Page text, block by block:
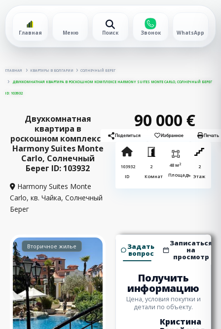
Главная Меню Поиск Звонок WhatsApp
ГЛАВНАЯ КВАРТИРЫ В БОЛГАРИИ СОЛНЕЧНЫЙ БЕРЕГ
ДВУХКОМНАТНАЯ КВАРТИРА В РОСКОШНОМ КОМПЛЕКСЕ HARMONY SUITES MONTE CARLO, СОЛНЕЧНЫЙ БЕРЕГ
ID: 103932
Двухкомнатная
квартира в
роскошном комплексе
Harmony Suites Monte
Carlo, Солнечный
Берег ID: 103932
Harmony Suites Monte
Carlo, кв. Чайка, Солнечный
Берег
90 000 €
Поделиться Избранное Печать
103932
ID
2
Комнат
48 м2
Площадь
2
Этаж
Вторичное жилье Задать
вопрос
Записаться
на
просмотр
Получить
информацию
Цена, условия покупки и
детали по объекту.
Кристина